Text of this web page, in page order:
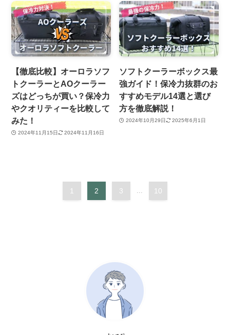
【徹底比較】オーロラソフ
トクーラーとAOクーラー
ズはどっちが買い？保冷力
やクオリティーを比較して
みた！
2024年11月15日 2024年11月16日
ソフトクーラーボックス最
強ガイド！保冷力抜群のお
すすめモデル14選と選び
方を徹底解説！
2024年10月29日 2025年6月1日
1 2 3 ... 10